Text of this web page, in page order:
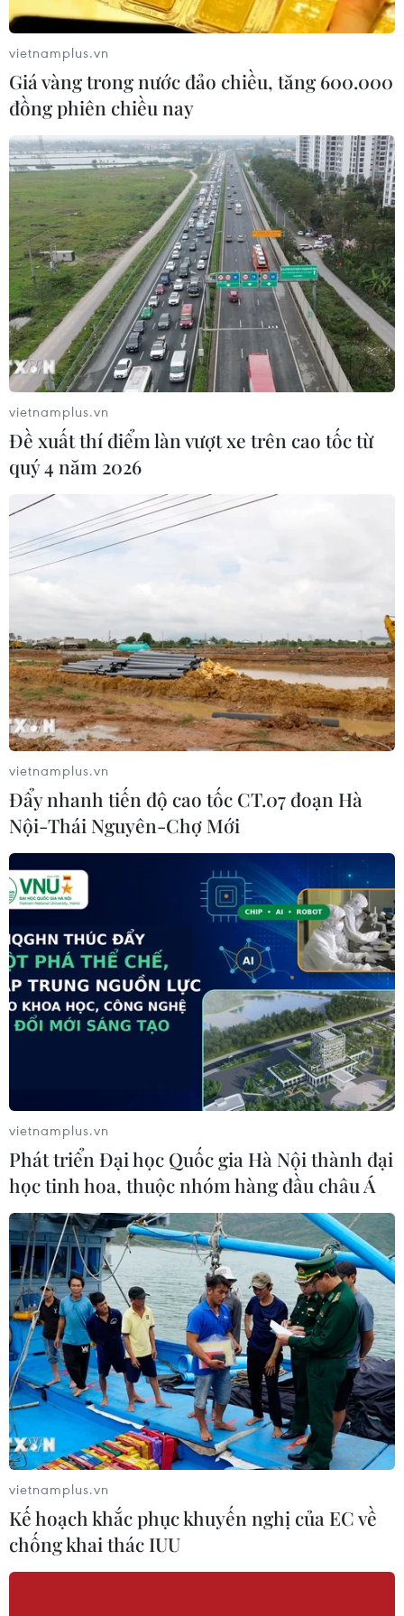
09/08/2026 14:15
Công suất lọc dầu thu hẹp, giá xăng
Mỹ đối mặt áp lực tăng
09/08/2026 09:43
Xuất khẩu dệt may 7 tháng đạt trên
27 tỷ USD, duy trì đà tăng trưởng
09/08/2026 08:25
Hải Phòng điều chỉnh kịch bản tăng
trưởng, quyết tâm đạt GRDP 13%
09/08/2026 08:25
Trung Quốc công bố kế hoạch phát
triển ngành hàng không dân dụng
09/08/2026 05:12
Giá gạo Việt Nam đi ngược xu hướng
với các nước xuất khẩu lớn
09/08/2026 04:23
Vận tải biển toàn cầu tăng mạnh bất
chấp căng thẳng địa chính trị
09/08/2026 02:06
Canada chạy đua đạt thỏa thuận
trước khi thuế quan mới của Mỹ có
hiệu lực
09/08/2026 02:03
Khoa học công nghệ sẽ trở thành
động lực mới của quan hệ Việt Nam-
Australia
Thị trường vaccine thế giới chuyển
hướng sang người cao tuổi
08/08/2026 15:01
Chuyên gia Nhật Bản nói Việt Nam
nên ưu tiên sản xuất và đóng gói chip
bán dẫn
08/08/2026 13:28
Nông sản Việt Nam còn nhiều dư địa
tại thị trường Algeria
08/08/2026 12:55
vietnamplus.vn
Giá vàng trong nước đảo chiều, tăng 600.000
đồng phiên chiều nay
vietnamplus.vn
Đề xuất thí điểm làn vượt xe trên cao tốc từ
quý 4 năm 2026
vietnamplus.vn
Đẩy nhanh tiến độ cao tốc CT.07 đoạn Hà
Nội-Thái Nguyên-Chợ Mới
vietnamplus.vn
Phát triển Đại học Quốc gia Hà Nội thành đại
học tinh hoa, thuộc nhóm hàng đầu châu Á
vietnamplus.vn
Kế hoạch khắc phục khuyến nghị của EC về
chống khai thác IUU